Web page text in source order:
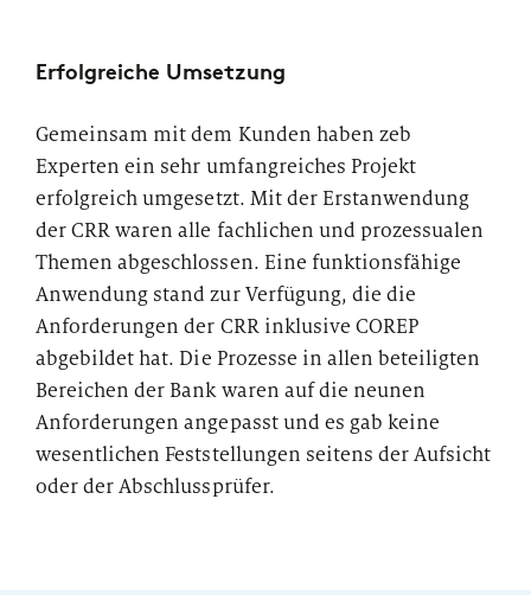
Erfolgreiche Umsetzung
Gemeinsam mit dem Kunden haben zeb
Experten ein sehr umfangreiches Projekt
erfolgreich umgesetzt. Mit der Erstanwendung
der CRR waren alle fachlichen und prozessualen
Themen abgeschlossen. Eine funktionsfähige
Anwendung stand zur Verfügung, die die
Anforderungen der CRR inklusive COREP
abgebildet hat. Die Prozesse in allen beteiligten
Bereichen der Bank waren auf die neunen
Anforderungen angepasst und es gab keine
wesentlichen Feststellungen seitens der Aufsicht
oder der Abschlussprüfer.